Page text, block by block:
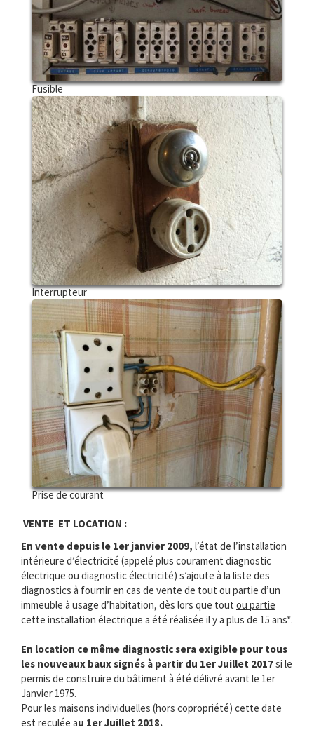
Fusible
Interrupteur
Prise de courant
VENTE ET LOCATION :
En vente depuis le 1er janvier 2009, l’état de l’installation
intérieure d’électricité (appelé plus courament diagnostic
électrique ou diagnostic électricité) s’ajoute à la liste des
diagnostics à fournir en cas de vente de tout ou partie d’un
immeuble à usage d’habitation, dès lors que tout ou partie
cette installation électrique a été réalisée il y a plus de 15 ans*.
En location ce même diagnostic sera exigible pour tous
les nouveaux baux signés à partir du 1er Juillet 2017si le
permis de construire du bâtiment à été délivré avant le 1er
Janvier 1975.
Pour les maisons individuelles (hors copropriété) cette date
est reculée au 1er Juillet 2018.